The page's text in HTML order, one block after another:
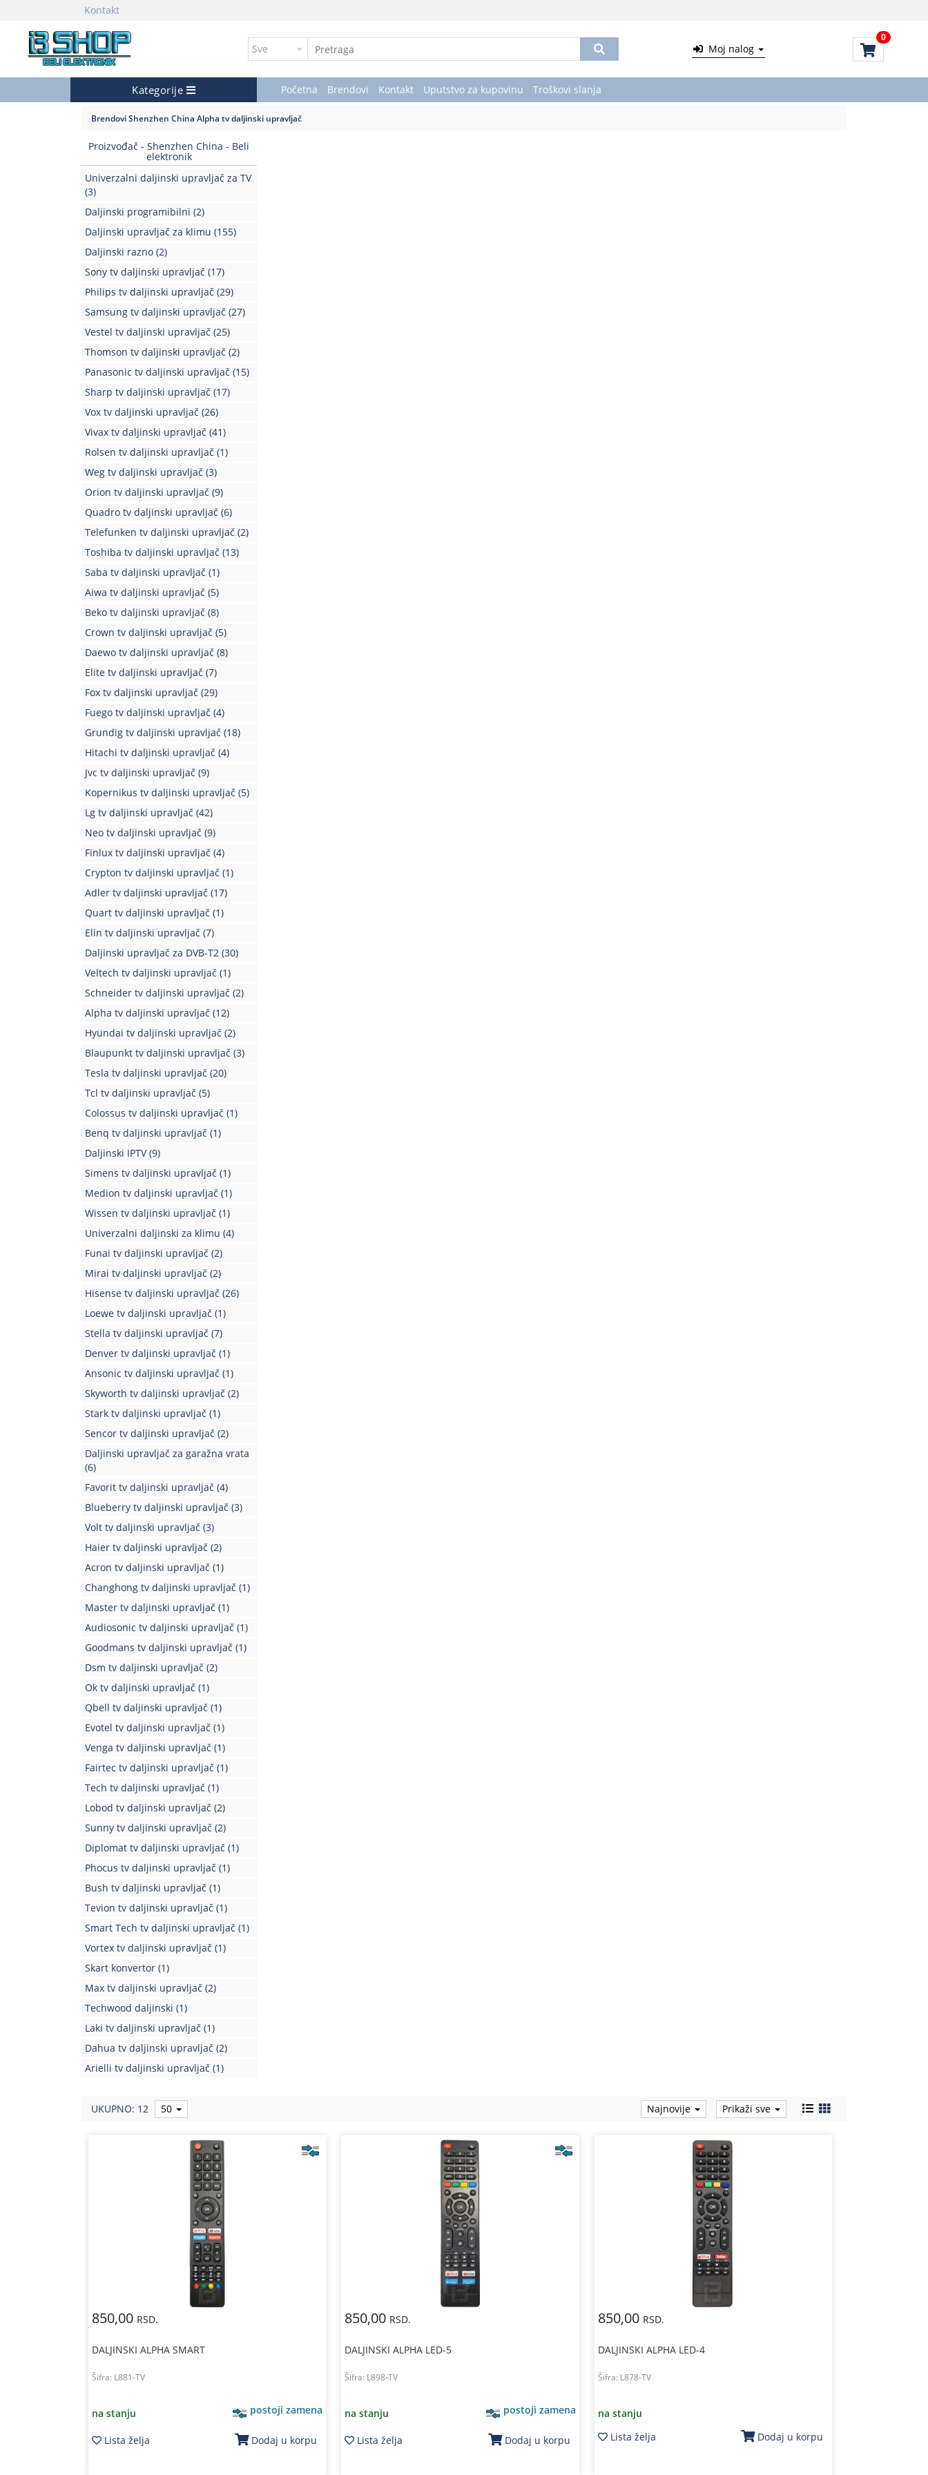
Kontakt
Moj nalog
0
Kategorije Početna Brendovi Kontakt Uputstvo za kupovinu Troškovi slanja
BrendoviShenzhen China Alpha tv daljinski upravljač
Proizvođač - Shenzhen China - Beli
elektronik
Univerzalni daljinski upravljač za TV
(3)
Daljinski programibilni (2)
Daljinski upravljač za klimu (155)
Daljinski razno (2)
Sony tv daljinski upravljač (17)
Philips tv daljinski upravljač (29)
Samsung tv daljinski upravljač (27)
Vestel tv daljinski upravljač (25)
Thomson tv daljinski upravljač (2)
Panasonic tv daljinski upravljač (15)
Sharp tv daljinski upravljač (17)
Vox tv daljinski upravljač (26)
Vivax tv daljinski upravljač (41)
Rolsen tv daljinski upravljač (1)
Weg tv daljinski upravljač (3)
Orion tv daljinski upravljač (9)
Quadro tv daljinski upravljač (6)
Telefunken tv daljinski upravljač (2)
Toshiba tv daljinski upravljač (13)
Saba tv daljinski upravljač (1)
Aiwa tv daljinski upravljač (5)
Beko tv daljinski upravljač (8)
Crown tv daljinski upravljač (5)
Daewo tv daljinski upravljač (8)
Elite tv daljinski upravljač (7)
Fox tv daljinski upravljač (29)
Fuego tv daljinski upravljač (4)
Grundig tv daljinski upravljač (18)
Hitachi tv daljinski upravljač (4)
Jvc tv daljinski upravljač (9)
Kopernikus tv daljinski upravljač (5)
Lg tv daljinski upravljač (42)
Neo tv daljinski upravljač (9)
Finlux tv daljinski upravljač (4)
Crypton tv daljinski upravljač (1)
Adler tv daljinski upravljač (17)
Quart tv daljinski upravljač (1)
Elin tv daljinski upravljač (7)
Daljinski upravljač za DVB-T2 (30)
Veltech tv daljinski upravljač (1)
Schneider tv daljinski upravljač (2)
Alpha tv daljinski upravljač (12)
Hyundai tv daljinski upravljač (2)
Blaupunkt tv daljinski upravljač (3)
Tesla tv daljinski upravljač (20)
Tcl tv daljinski upravljač (5)
Colossus tv daljinski upravljač (1)
Benq tv daljinski upravljač (1)
Daljinski IPTV (9)
Simens tv daljinski upravljač (1)
Medion tv daljinski upravljač (1)
Wissen tv daljinski upravljač (1)
Univerzalni daljinski za klimu (4)
Funai tv daljinski upravljač (2)
Mirai tv daljinski upravljač (2)
Hisense tv daljinski upravljač (26)
Loewe tv daljinski upravljač (1)
Stella tv daljinski upravljač (7)
Denver tv daljinski upravljač (1)
Ansonic tv daljinski upravljač (1)
Skyworth tv daljinski upravljač (2)
Stark tv daljinski upravljač (1)
Sencor tv daljinski upravljač (2)
Daljinski upravljač za garažna vrata
(6)
Favorit tv daljinski upravljač (4)
Blueberry tv daljinski upravljač (3)
Volt tv daljinski upravljač (3)
Haier tv daljinski upravljač (2)
Acron tv daljinski upravljač (1)
Changhong tv daljinski upravljač (1)
Master tv daljinski upravljač (1)
Audiosonic tv daljinski upravljač (1)
Goodmans tv daljinski upravljač (1)
Dsm tv daljinski upravljač (2)
Ok tv daljinski upravljač (1)
Qbell tv daljinski upravljač (1)
Evotel tv daljinski upravljač (1)
Venga tv daljinski upravljač (1)
Fairtec tv daljinski upravljač (1)
Tech tv daljinski upravljač (1)
Lobod tv daljinski upravljač (2)
Sunny tv daljinski upravljač (2)
Diplomat tv daljinski upravljač (1)
Phocus tv daljinski upravljač (1)
Bush tv daljinski upravljač (1)
Tevion tv daljinski upravljač (1)
Smart Tech tv daljinski upravljač (1)
Vortex tv daljinski upravljač (1)
Skart konvertor (1)
Max tv daljinski upravljač (2)
Techwood daljinski (1)
Laki tv daljinski upravljač (1)
Dahua tv daljinski upravljač (2)
Arielli tv daljinski upravljač (1)
UKUPNO: 12 50 Najnovije Prikaži sve
850,00 RSD.
DALJINSKI ALPHA SMART
Šifra: L881-TV
na stanju postoji zamena
Lista želja Dodaj u korpu
850,00 RSD.
DALJINSKI ALPHA LED-5
Šifra: L898-TV
na stanju postoji zamena
Lista želja Dodaj u korpu
850,00 RSD.
DALJINSKI ALPHA LED-4
Šifra: L878-TV
na stanju
Lista želja
Dodaj u korpu